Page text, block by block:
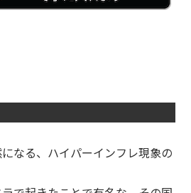
なる、ハイパーインフレ現象の